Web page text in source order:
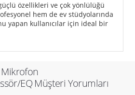
özellikleri ve çok yönlülüğü
hem de ev stüdyolarında
yapan kullanıcılar için ideal bir
Mikrofon
EQ Müşteri Yorumları